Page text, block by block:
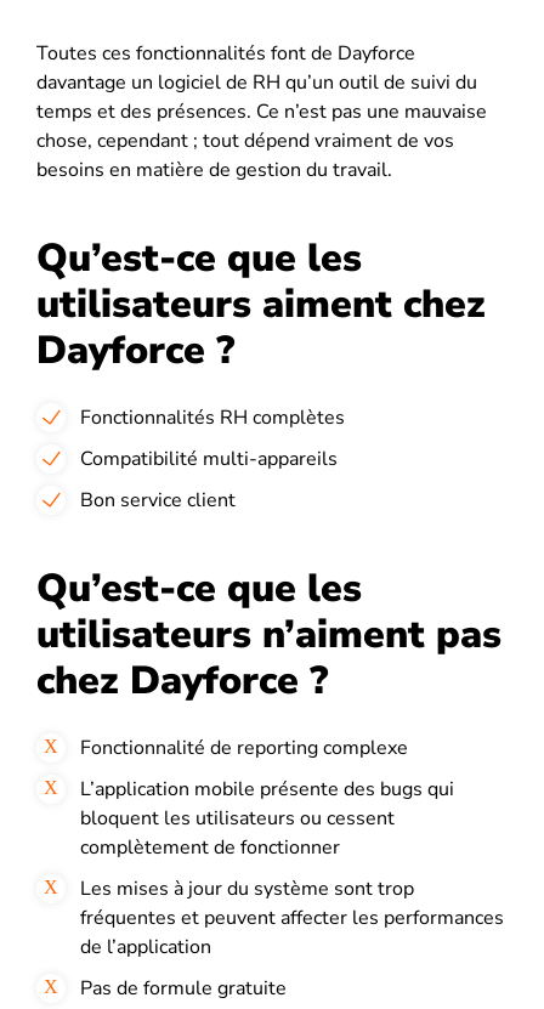
Toutes ces fonctionnalités font de Dayforce
davantage un logiciel de RH qu’un outil de suivi du
temps et des présences. Ce n’est pas une mauvaise
chose, cependant ; tout dépend vraiment de vos
besoins en matière de gestion du travail.
Qu’est-ce que les
utilisateurs aiment chez
Dayforce ?
Fonctionnalités RH complètes
Compatibilité multi-appareils
Bon service client
Qu’est-ce que les
utilisateurs n’aiment pas
chez Dayforce ?
Fonctionnalité de reporting complexe
L’application mobile présente des bugs qui
bloquent les utilisateurs ou cessent
complètement de fonctionner
Les mises à jour du système sont trop
fréquentes et peuvent affecter les performances
de l’application
Pas de formule gratuite